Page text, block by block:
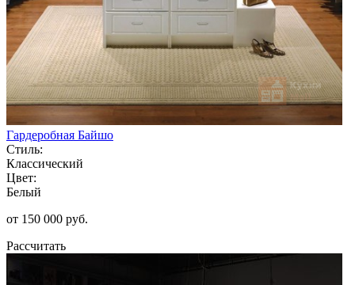
Гардеробная Байшо
Стиль:
Классический
Цвет:
Белый
от 150 000 руб.
Рассчитать